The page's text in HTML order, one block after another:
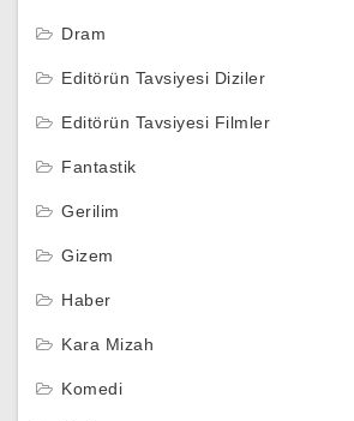
Dram
Editörün Tavsiyesi Diziler
Editörün Tavsiyesi Filmler
Fantastik
Gerilim
Gizem
Haber
Kara Mizah
Komedi